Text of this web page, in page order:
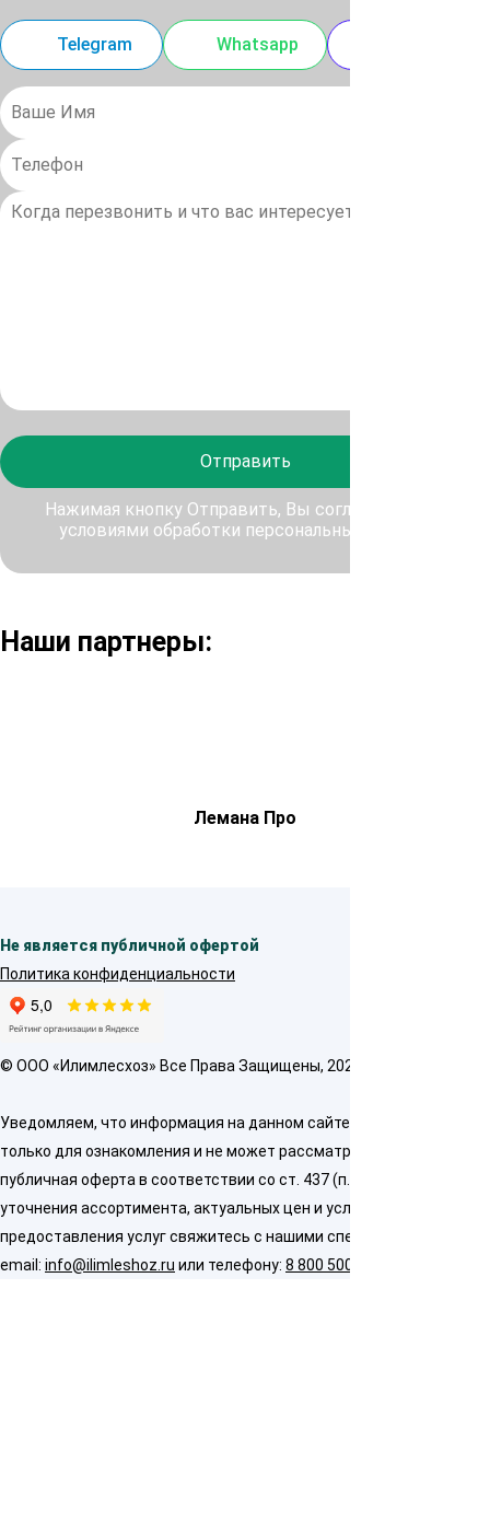
Telegram Whatsapp
Отправить
Нажимая кнопку Отправить, Вы соглашаетесь с
условиями обработки персональных данных
Наши партнеры:
Лемана Про
Не является публичной офертой
Политика конфиденциальности
© OOO «Илимлесхоз» Все Права Защищены, 2026
Уведомляем, что информация на данном сайте предназначена
только для ознакомления и не может рассматриваться как
публичная оферта в соответствии со ст. 437 (п. 2) ГК РФ. Для
уточнения ассортимента, актуальных цен и условий
предоставления услуг свяжитесь с нашими специалистами по
email: info@ilimleshoz.ru или телефону: 8 800 500 5437